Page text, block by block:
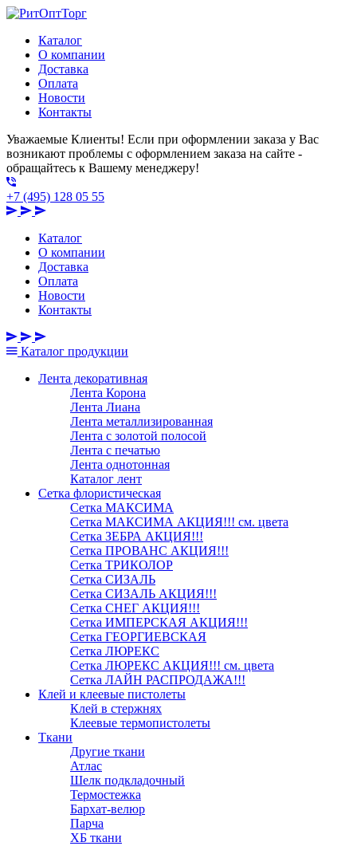
Каталог
О компании
Доставка
Оплата
Новости
Контакты
Уважаемые Клиенты! Если при оформлении заказа у Вас
возникают проблемы с оформлением заказа на сайте -
обращайтесь к Вашему менеджеру!
+7 (495) 128 05 55
Каталог
О компании
Доставка
Оплата
Новости
Контакты
Каталог продукции
Лента декоративная
Лента Корона
Лента Лиана
Лента металлизированная
Лента с золотой полосой
Лента с печатью
Лента однотонная
Каталог лент
Сетка флористическая
Сетка МАКСИМА
Сетка МАКСИМА АКЦИЯ!!! см. цвета
Сетка ЗЕБРА АКЦИЯ!!!
Сетка ПРОВАНС АКЦИЯ!!!
Сетка ТРИКОЛОР
Сетка СИЗАЛЬ
Сетка СИЗАЛЬ АКЦИЯ!!!
Сетка СНЕГ АКЦИЯ!!!
Сетка ИМПЕРСКАЯ АКЦИЯ!!!
Сетка ГЕОРГИЕВСКАЯ
Сетка ЛЮРЕКС
Сетка ЛЮРЕКС АКЦИЯ!!! см. цвета
Сетка ЛАЙН РАСПРОДАЖА!!!
Клей и клеевые пистолеты
Клей в стержнях
Клеевые термопистолеты
Ткани
Другие ткани
Атлас
Шелк подкладочный
Термостежка
Бархат-велюр
Парча
ХБ ткани